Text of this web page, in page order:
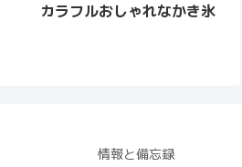
カラフルおしゃれなかき氷
情報と備忘録